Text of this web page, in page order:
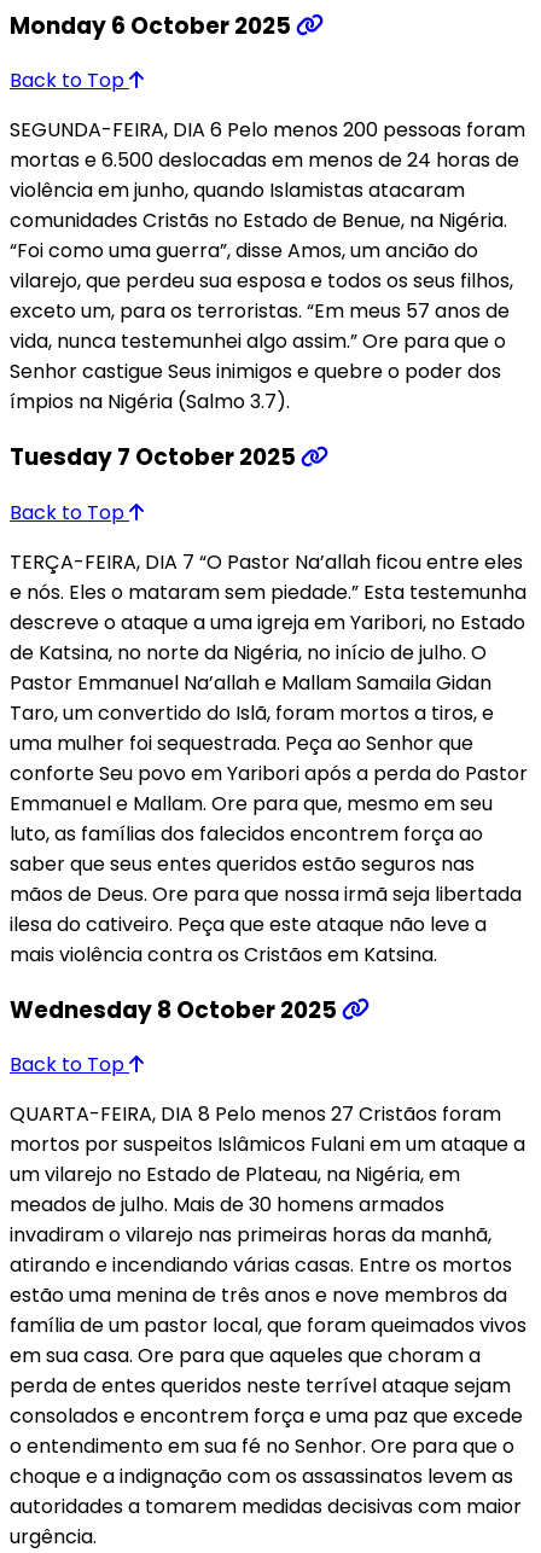
Monday 6 October 2025
Back to Top
SEGUNDA-FEIRA, DIA 6 Pelo menos 200 pessoas foram
mortas e 6.500 deslocadas em menos de 24 horas de
violência em junho, quando Islamistas atacaram
comunidades Cristãs no Estado de Benue, na Nigéria.
“Foi como uma guerra”, disse Amos, um ancião do
vilarejo, que perdeu sua esposa e todos os seus filhos,
exceto um, para os terroristas. “Em meus 57 anos de
vida, nunca testemunhei algo assim.” Ore para que o
Senhor castigue Seus inimigos e quebre o poder dos
ímpios na Nigéria (Salmo 3.7).
Tuesday 7 October 2025
Back to Top
TERÇA-FEIRA, DIA 7 “O Pastor Na’allah ficou entre eles
e nós. Eles o mataram sem piedade.” Esta testemunha
descreve o ataque a uma igreja em Yaribori, no Estado
de Katsina, no norte da Nigéria, no início de julho. O
Pastor Emmanuel Na’allah e Mallam Samaila Gidan
Taro, um convertido do Islã, foram mortos a tiros, e
uma mulher foi sequestrada. Peça ao Senhor que
conforte Seu povo em Yaribori após a perda do Pastor
Emmanuel e Mallam. Ore para que, mesmo em seu
luto, as famílias dos falecidos encontrem força ao
saber que seus entes queridos estão seguros nas
mãos de Deus. Ore para que nossa irmã seja libertada
ilesa do cativeiro. Peça que este ataque não leve a
mais violência contra os Cristãos em Katsina.
Wednesday 8 October 2025
Back to Top
QUARTA-FEIRA, DIA 8 Pelo menos 27 Cristãos foram
mortos por suspeitos Islâmicos Fulani em um ataque a
um vilarejo no Estado de Plateau, na Nigéria, em
meados de julho. Mais de 30 homens armados
invadiram o vilarejo nas primeiras horas da manhã,
atirando e incendiando várias casas. Entre os mortos
estão uma menina de três anos e nove membros da
família de um pastor local, que foram queimados vivos
em sua casa. Ore para que aqueles que choram a
perda de entes queridos neste terrível ataque sejam
consolados e encontrem força e uma paz que excede
o entendimento em sua fé no Senhor. Ore para que o
choque e a indignação com os assassinatos levem as
autoridades a tomarem medidas decisivas com maior
urgência.